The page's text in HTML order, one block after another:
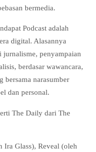
bermedia.
Podcast adalah
digital. Alasannya
penyampaian
berdasar wawancara,
bersama narasumber
dan personal.
The Daily dari The
Ira Glass), Reveal (oleh